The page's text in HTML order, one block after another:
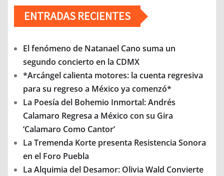
ENTRADAS RECIENTES
El fenómeno de Natanael Cano suma un
segundo concierto en la CDMX
*Arcángel calienta motores: la cuenta regresiva
para su regreso a México ya comenzó*
La Poesía del Bohemio Inmortal: Andrés
Calamaro Regresa a México con su Gira
‘Calamaro Como Cantor’
La Tremenda Korte presenta Resistencia Sonora
en el Foro Puebla
La Alquimia del Desamor: Olivia Wald Convierte